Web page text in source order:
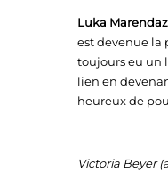
Luka
est devenue la
toujours eu un
lien en
heureux de
Victoria Beyer